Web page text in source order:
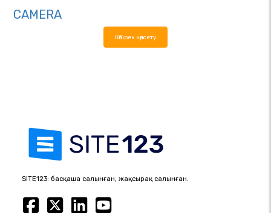
CAMERA
Көбірек көрсету
SITE123: басқаша салынған, жақсырақ салынған.